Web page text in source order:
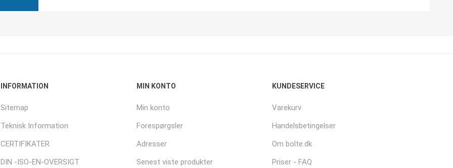
INFORMATION
Sitemap
Teknisk Information
CERTIFIKATER
DIN -ISO-EN-OVERSIGT
MIN KONTO
Min konto
Forespørgsler
Adresser
Senest viste produkter
KUNDESERVICE
Varekurv
Handelsbetingelser
Om bolte.dk
Priser - FAQ